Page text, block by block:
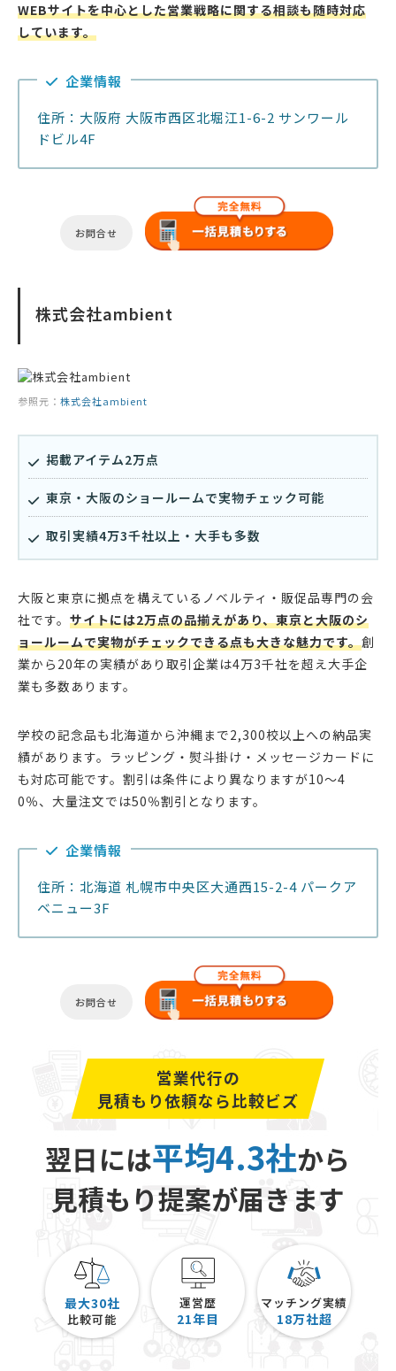
WEBサイトを中心とした営業戦略に関する相談も随時対応
しています。
企業情報
住所：大阪府 大阪市西区北堀江1-6-2 サンワール
ドビル4F
お問合せ
株式会社ambient
参照元： 株式会社ambient
掲載アイテム2万点
東京・大阪のショールームで実物チェック可能
取引実績4万3千社以上・大手も多数
大阪と東京に拠点を構えているノベルティ・販促品専門の会
社です。 サイトには2万点の品揃えがあり、東京と大阪のシ
ョールームで実物がチェックできる点も大きな魅力です。創
業から20年の実績があり取引企業は4万3千社を超え大手企
業も多数あります。
学校の記念品も北海道から沖縄まで2,300校以上への納品実
績があります。ラッピング・熨斗掛け・メッセージカードに
も対応可能です。割引は条件により異なりますが10〜4
0％、大量注文では50％割引となります。
企業情報
住所：北海道 札幌市中央区大通西15-2-4 パークア
ベニュー3F
お問合せ
営業代行の
見積もり依頼なら比較ビズ
翌日には平均4.3社から
見積もり提案が届きます
最大30社
比較可能
運営歴
21年目
マッチング実績
18万社超